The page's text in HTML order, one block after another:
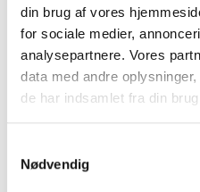
din brug af vores
for sociale medier,
analysepartnere. Vores
data med andre
de har indsamlet fra din
Nødvendig